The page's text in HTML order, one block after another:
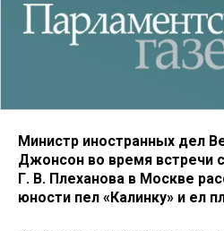
Министр иностранных дел
Джонсон во время встречи
Г. В. Плеханова в Москве
юности пел «Калинку» и ел